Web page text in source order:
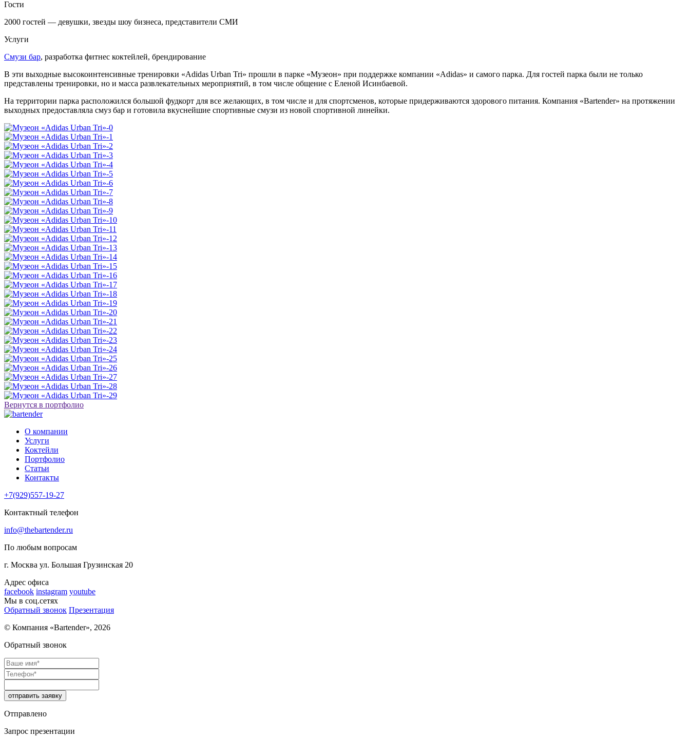
Гости
2000 гостей — девушки, звезды шоу бизнеса, представители СМИ
Услуги
Смузи бар, разработка фитнес коктейлей, брендирование
В эти выходные высокоинтенсивные тренировки «Adidas Urban Tri» прошли в парке «Музеон» при поддержке компании «Adidas» и самого парка. Для гостей парка были не только
представлены тренировки, но и масса развлекательных мероприятий, в том числе общение с Еленой Исинбаевой.
На территории парка расположился большой фудкорт для все желающих, в том числе и для спортсменов, которые придерживаются здорового питания. Компания «Bartender» на протяжении
выходных предоставляла смуз бар и готовила вкуснейшие спортивные смузи из новой спортивной линейки.
Вернутся в портфолио
О компании
Услуги
Коктейли
Портфолио
Статьи
Контакты
+7(929)557-19-27
Контактный телефон
info@thebartender.ru
По любым вопросам
г. Москва ул. Большая Грузинская 20
Адрес офиса
facebook instagram youtube
Мы в соц.сетях
Обратный звонок Презентация
© Компания «Bartender», 2026
Обратный звонок
отправить заявку
Отправлено
Запрос презентации